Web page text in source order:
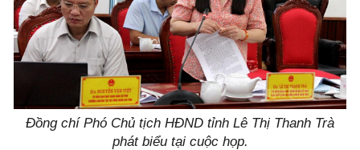
Đồng chí Phó Chủ tịch HĐND tỉnh Lê Thị Thanh Trà
phát biểu tại cuộc họp.